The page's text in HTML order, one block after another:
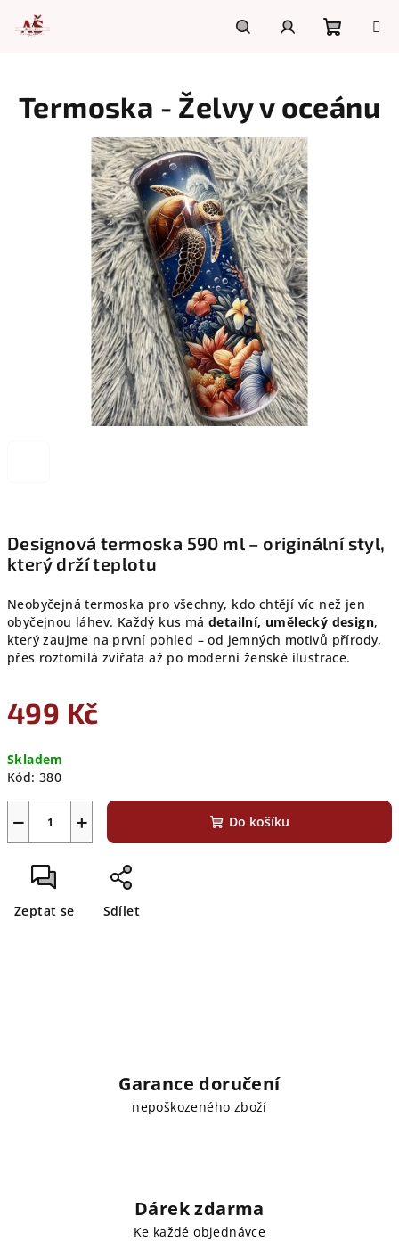
obsah
košík
Designová termoska 590 ml – originální styl,
který drží teplotu
Neobyčejná termoska pro všechny, kdo chtějí víc než jen
obyčejnou láhev. Každý kus má detailní, umělecký design,
který zaujme na první pohled – od jemných motivů přírody,
přes roztomilá zvířata až po moderní ženské ilustrace.
499 Kč
cena:
Skladem
Kód: 380
+
− Do košíku
Zeptat se Sdílet
Termoska - Želvy v oceánu
Garance doručení
nepoškozeného zboží
Dárek zdarma
Ke každé objednávce